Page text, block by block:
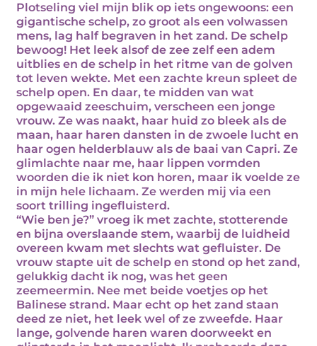
Plotseling viel mijn blik op iets ongewoons: een
gigantische schelp, zo groot als een volwassen
mens, lag half begraven in het zand. De schelp
bewoog! Het leek alsof de zee zelf een adem
uitblies en de schelp in het ritme van de golven
tot leven wekte. Met een zachte kreun spleet de
schelp open. En daar, te midden van wat
opgewaaid zeeschuim, verscheen een jonge
vrouw. Ze was naakt, haar huid zo bleek als de
maan, haar haren dansten in de zwoele lucht en
haar ogen helderblauw als de baai van Capri. Ze
glimlachte naar me, haar lippen vormden
woorden die ik niet kon horen, maar ik voelde ze
in mijn hele lichaam. Ze werden mij via een
soort trilling ingefluisterd.
“Wie ben je?” vroeg ik met zachte, stotterende
en bijna overslaande stem, waarbij de luidheid
overeen kwam met slechts wat gefluister. De
vrouw stapte uit de schelp en stond op het zand,
gelukkig dacht ik nog, was het geen
zeemeermin. Nee met beide voetjes op het
Balinese strand. Maar echt op het zand staan
deed ze niet, het leek wel of ze zweefde. Haar
lange, golvende haren waren doorweekt en